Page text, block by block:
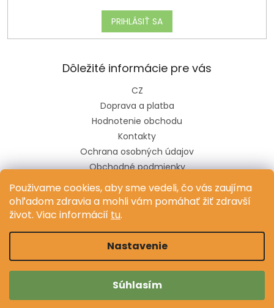
Použivame cookies, aby sme vedeli, čo vás zaujíma
ohľadom zdravia a mohli vám pomáhať žiť zdravší
život. Viac informácií tu.
Nastavenie
Súhlasím
PRIHLÁSIŤ SA
Dôležité informácie pre vás
CZ
Doprava a platba
Hodnotenie obchodu
Kontakty
Ochrana osobných údajov
Obchodné podmienky
Pravidlá súťaže na sociálnych sieťach
Vytvoril Shoptet
Copyright 2026Dr.Vitamin. Všetky práva vyhradené.
Upraviť nastavenie cookies